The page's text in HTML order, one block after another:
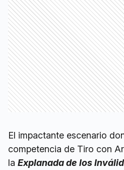
El impactante escenario
competencia de Tiro con
la Explanada de los